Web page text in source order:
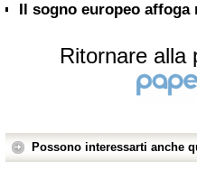
Il sogno europeo affoga
Ritornare alla
Possono interessarti anche